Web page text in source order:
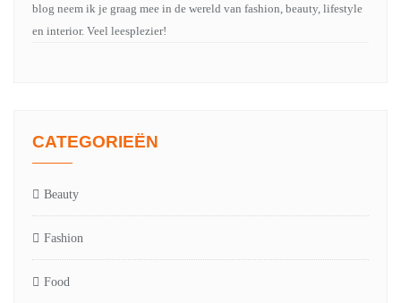
blog neem ik je graag mee in de wereld van fashion, beauty, lifestyle
en interior. Veel leesplezier!
CATEGORIEËN
Beauty
Fashion
Food